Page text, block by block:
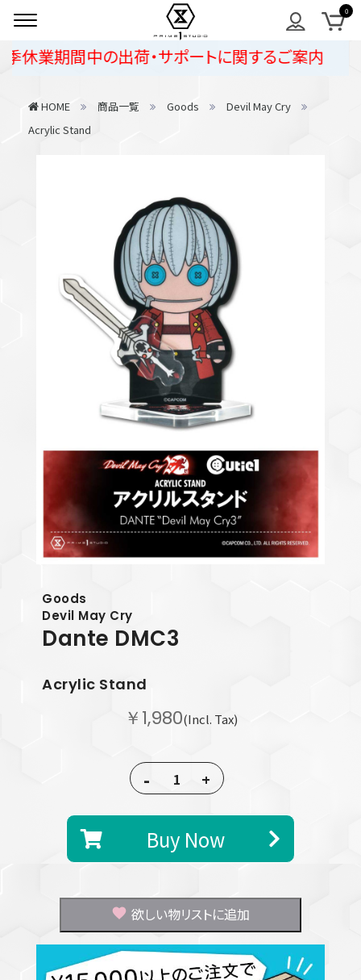
業期間中の出荷・サポートに関するご案内
HOME 商品一覧 Goods
Devil May Cry
Acrylic Stand
Goods
Devil May Cry
Dante DMC3
Acrylic Stand
￥1,980(Incl. Tax)
- +
Buy Now
欲しい物リストに追加